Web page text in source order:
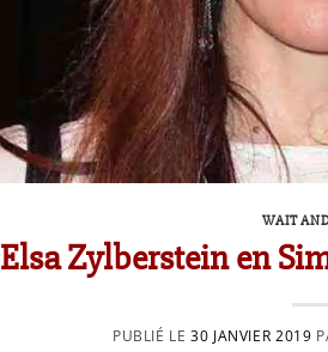
WAIT
Elsa Zylberstein en
PUBLIÉ LE30 JANVIER 2019